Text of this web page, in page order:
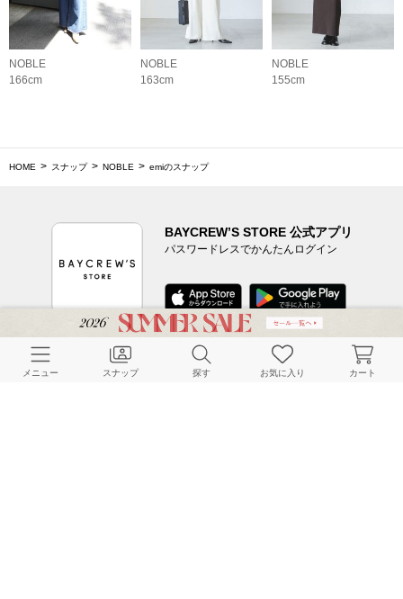
NOBLE
166cm
NOBLE
163cm
NOBLE
155cm
HOME スナップ NOBLE emiのスナップ
BAYCREW’S STORE 公式アプリ
パスワードレスでかんたんログイン
CUSTOMER SERVICE
メニュー スナップ 探す お気に入り カート